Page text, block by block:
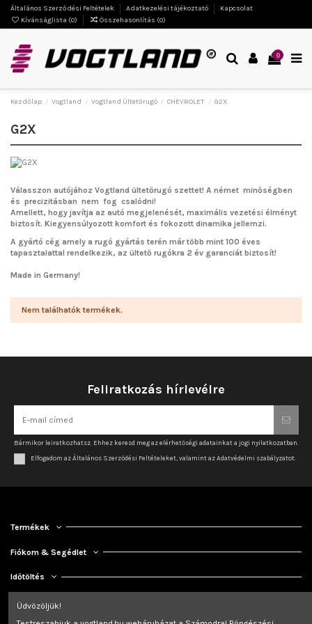
Általános Szerződési Feltételek Adatkezelési tájékoztató
Kapcsolat
Kívánságlista (0) Összehasonlítás (0)
0
Kezdőlap Vogtland Vogtland Ültetőrugó CHEVROLET G2X
G2X
Válasszon autójához Vogtland ültetőrugó szettet! A német minőségben
és precizitásban nem fog csalódni!
Amellett, hogy javítja az autó megjelenését, maximális vezetési élményt
biztosít. Kiegyensúlyozott komfort és fokozott dinamika jellemzi.
A gyártó cég amely a rugó gyártás terén már több mint 100 éves
tapasztalattal rendelkezik, az ültető rugókra 2 év garanciát biztosít!
Made in Germany!
Nem találhatók termékek.
Feliratkozás hírlevélre
Bármikor leiratkozhatsz. Ehhez keresd meg az elérhetőségi adatainkat a jogi nyilatkozatban.
Elfogadom az Általános Szerződési Feltételeket, valamint az Adatvédelmi szabályzatot.
Termékek
Fiókom & Segédlet
Időtöltés
Kapcsolat
Üdvözöljük!